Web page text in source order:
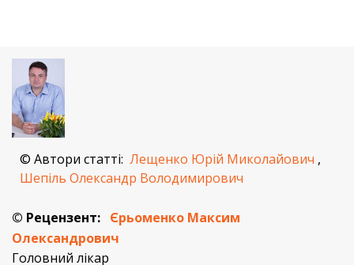
© Автори статті: Лещенко Юрій Миколайович ,
Шепіль Олександр Володимирович
© Рецензент: Єрьоменко Максим
Олександрович
Головний лікар